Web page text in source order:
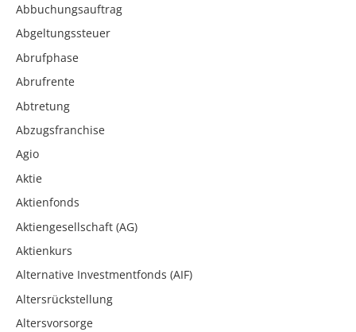
Abbuchungsauftrag
Abgeltungssteuer
Abrufphase
Abrufrente
Abtretung
Abzugsfranchise
Agio
Aktie
Aktienfonds
Aktiengesellschaft (AG)
Aktienkurs
Alternative Investmentfonds (AIF)
Altersrückstellung
Altersvorsorge